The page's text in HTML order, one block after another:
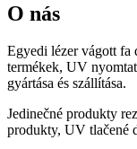
O nás
Egyedi lézer vágott fa
termékek, UV
gyártása és szállítása.
Jedinečné produkty
produkty, UV tlačené